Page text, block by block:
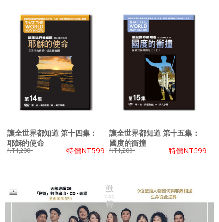
讓全世界都知道 第十四集：
耶穌的使命
NT1,200 特價NT599
讓全世界都知道 第十五集：
國度的衝撞
NT1,200 特價NT599